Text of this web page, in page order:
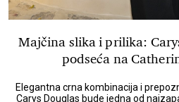
Majčina slika i prilika:
podseća na
Elegantna crna kombinacija i
Carys Douglas bude jedna od